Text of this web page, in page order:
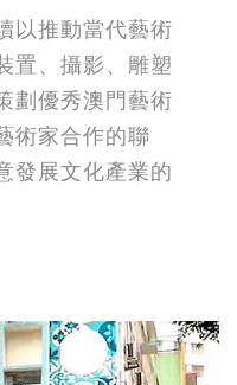
以推動當代藝術
置、攝影、雕塑
劃優秀澳門藝術
術家合作的聯
發展文化產業的